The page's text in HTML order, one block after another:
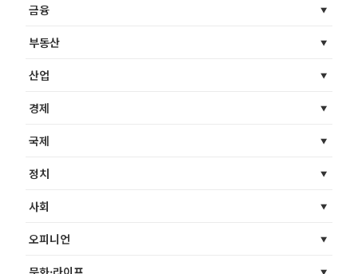
금융
부동산
산업
경제
국제
정치
사회
오피니언